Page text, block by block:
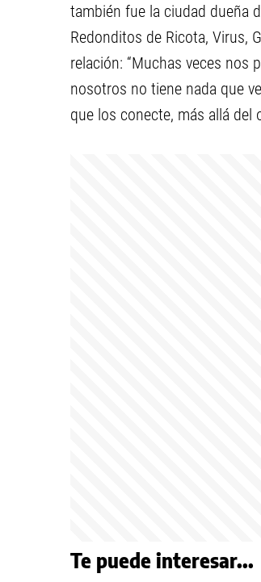
también fue la ciudad dueña
Redonditos de Ricota, Virus,
relación: “Muchas veces nos
nosotros no tiene nada que
que los conecte, más allá del
Te puede interesar...